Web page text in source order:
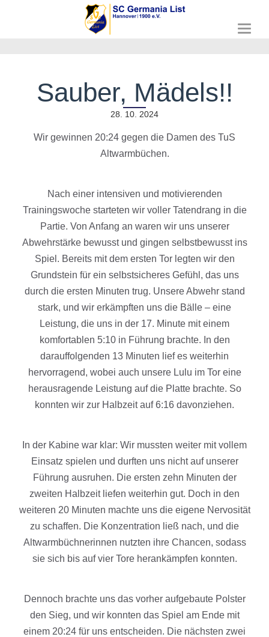
T
n
Sauber, Mädels!!
28. 10. 2024
Wir gewinnen 20:24 gegen die Damen des TuS
Altwarmbüchen.
Nach einer intensiven und motivierenden
Trainingswoche starteten wir voller Tatendrang in die
Partie. Von Anfang an waren wir uns unserer
Abwehrstärke bewusst und gingen selbstbewusst ins
Spiel. Bereits mit dem ersten Tor legten wir den
Grundstein für ein selbstsicheres Gefühl, das uns
durch die ersten Minuten trug. Unsere Abwehr stand
stark, und wir erkämpften uns die Bälle – eine
Leistung, die uns in der 17. Minute mit einem
komfortablen 5:10 in Führung brachte. In den
darauffolgenden 13 Minuten lief es weiterhin
hervorragend, wobei auch unsere Lulu im Tor eine
herausragende Leistung auf die Platte brachte. So
konnten wir zur Halbzeit auf 6:16 davonziehen.
In der Kabine war klar: Wir mussten weiter mit vollem
Einsatz spielen und durften uns nicht auf unserer
Führung ausruhen. Die ersten zehn Minuten der
zweiten Halbzeit liefen weiterhin gut. Doch in den
weiteren 20 Minuten machte uns die eigene Nervosität
zu schaffen. Die Konzentration ließ nach, und die
Altwarmbüchnerinnen nutzten ihre Chancen, sodass
sie sich bis auf vier Tore herankämpfen konnten.
Dennoch brachte uns das vorher aufgebaute Polster
den Sieg, und wir konnten das Spiel am Ende mit
einem 20:24 für uns entscheiden. Die nächsten zwei